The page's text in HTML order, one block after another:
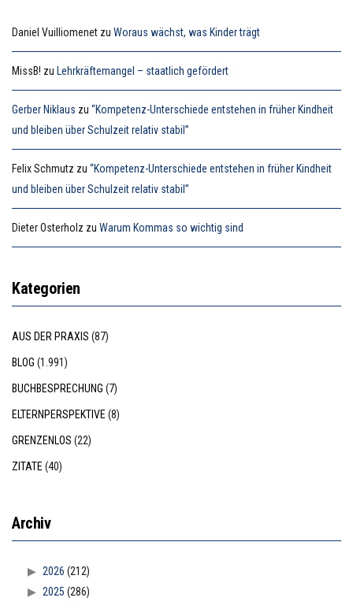
Daniel Vuilliomenet zu Woraus wächst, was Kinder trägt
MissB! zu Lehrkräftemangel – staatlich gefördert
Gerber Niklaus zu “Kompetenz-Unterschiede entstehen in früher Kindheit
und bleiben über Schulzeit relativ stabil”
Felix Schmutz zu “Kompetenz-Unterschiede entstehen in früher Kindheit
und bleiben über Schulzeit relativ stabil”
Dieter Osterholz zu Warum Kommas so wichtig sind
Kategorien
AUS DER PRAXIS (87)
BLOG (1.991)
BUCHBESPRECHUNG (7)
ELTERNPERSPEKTIVE(8)
GRENZENLOS (22)
ZITATE(40)
Archiv
2026 (212)
2025 (286)